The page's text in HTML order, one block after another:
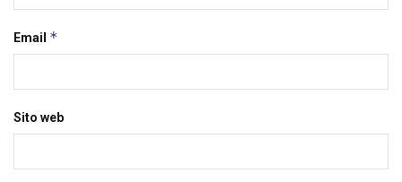
Email *
Sito web